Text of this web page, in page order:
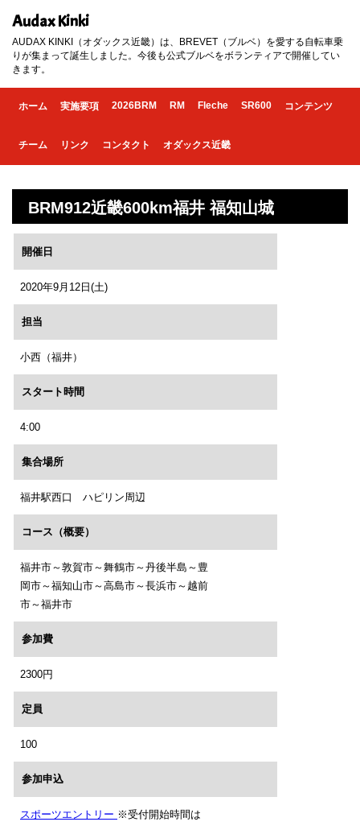
Audax Kinki
AUDAX KINKI（オダックス近畿）は、BREVET（ブルベ）を愛する自転車乗
りが集まって誕生しました。今後も公式ブルベをボランティアで開催してい
きます。
ホーム 実施要項 2026BRM RM Fleche SR600 コンテンツ
チーム リンク コンタクト オダックス近畿
BRM912近畿600km福井 福知山城
開催日
2020年9月12日(土)
担当
小西（福井）
スタート時間
4:00
集合場所
福井駅西口 ハピリン周辺
コース（概要）
福井市～敦賀市～舞鶴市～丹後半島～豊
岡市～福知山市～高島市～長浜市～越前
市～福井市
参加費
2300円
定員
100
参加申込
スポーツエントリー ※受付開始時間は